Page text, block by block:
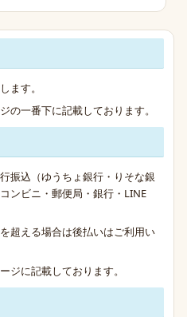
内
ます。
の一番下に記載しております。
振込（ゆうちょ銀行・りそな銀
ンビニ・郵便局・銀行・LINE
超える場合は後払いはご利用い
ジに記載しております。